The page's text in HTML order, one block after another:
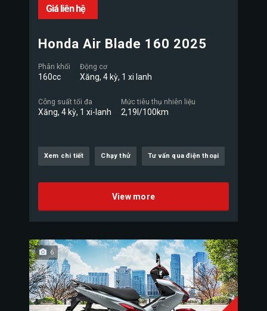
Giá liên hệ
Honda Air Blade 160 2025
Phân khối
160cc
Động cơ
Xăng, 4 kỳ, 1 xi lanh
Công suất tối đa
Xăng, 4 kỳ, 1 xi-lanh
Mức tiêu thụ nhiên liệu
2,19l/100km
Xem chi tiết Chạy thử Tư vấn qua điện thoại
View more
6